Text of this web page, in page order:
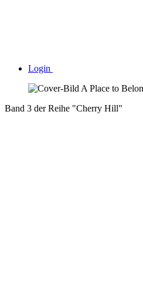
Login
Band 3 der Reihe "Cherry Hill"